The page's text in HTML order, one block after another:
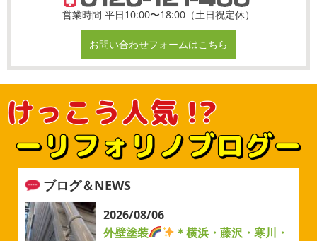
営業時間 平日10:00〜18:00（土日祝定休）
お問い合わせフォームはこちら
ブログ＆NEWS
2026/08/06
外壁塗装
＊横浜・藤沢・寒川・